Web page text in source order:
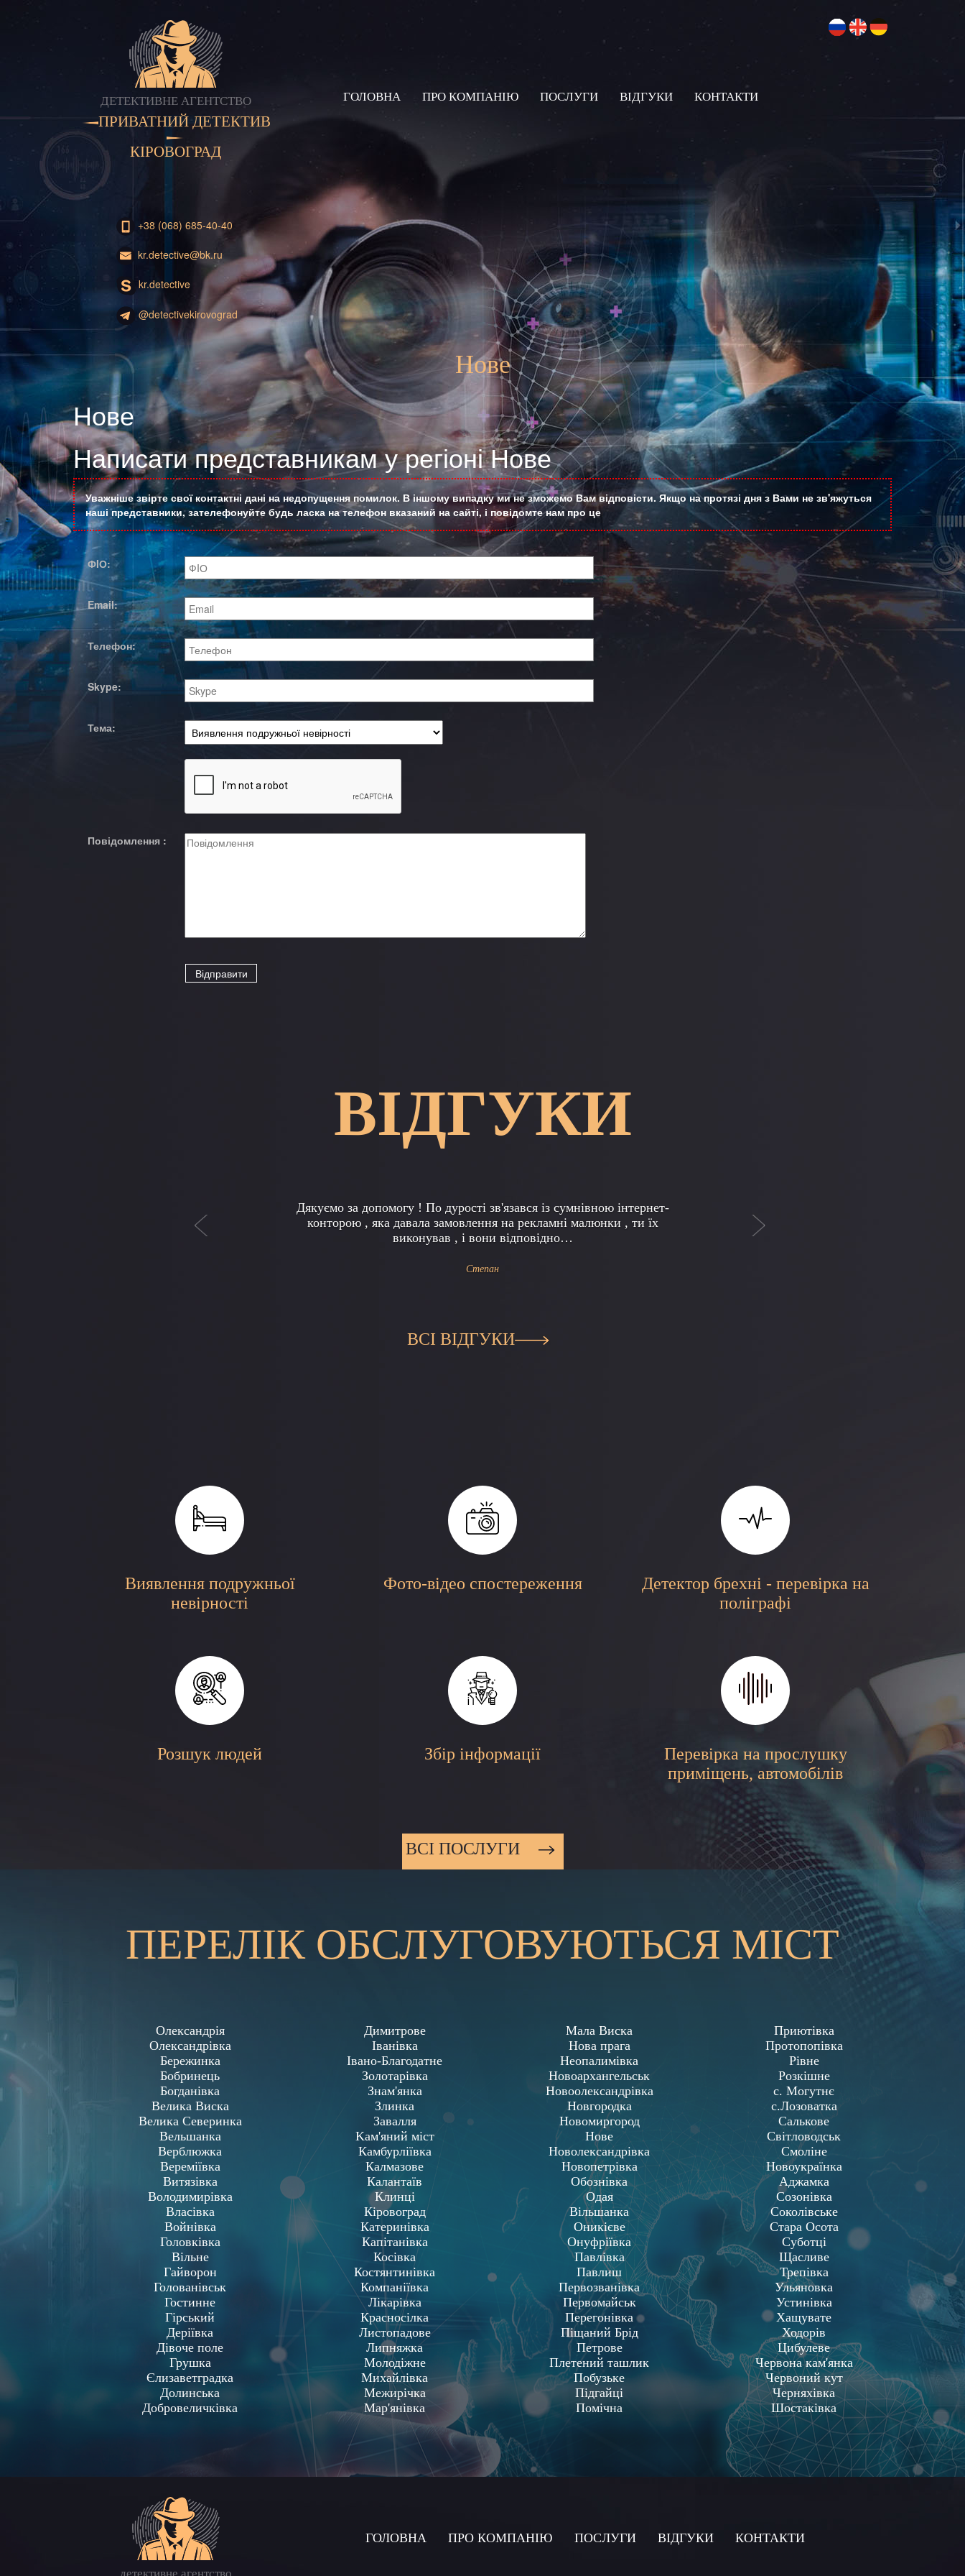
ДЕТЕКТИВНЕ АГЕНТСТВО
ПРИВАТНИЙ ДЕТЕКТИВ
КІРОВОГРАД
ГОЛОВНА ПРО КОМПАНIЮ ПОСЛУГИ ВIДГУКИ КОНТАКТИ
+38 (068) 685-40-40
kr.detective@bk.ru
kr.detective
@detectivekirovograd
Нове
Нове
Написати представникам у регіоні Нове
Уважніше звірте свої контактні дані на недопущення помилок. В іншому випадку ми не зможемо Вам відповісти. Якщо на протязі дня з Вами не зв'яжуться
наші представники, зателефонуйте будь ласка на телефон вказаний на сайті, і повідомте нам про це
ФIО:
Email:
Телефон:
Skype:
Тема:
Повідомлення :
ВІДГУКИ
Дуже рада, що зважилася на такий серйозний для мене крок -
звернеться в детективне агентство. І подумати не могла, що наважусь
на таке, але тепер, рада,…
Катерина
ВСІ ВІДГУКИ
Виявлення подружньої
невірності
Фото-відео спостереження
Детектор брехні - перевірка на
поліграфі
Розшук людей Збір інформації
Перевірка на прослушку
приміщень, автомобілів
ВСI ПОСЛУГИ
ПЕРЕЛІК ОБСЛУГОВУЮТЬСЯ МІСТ
Олександрія
Олександрівка
Бережинка
Бобринець
Богданівка
Велика Виска
Велика Северинка
Вельшанка
Верблюжка
Вереміївка
Витязівка
Володимирівка
Власівка
Войнівка
Головківка
Вільне
Гайворон
Голованівськ
Гостинне
Гірський
Деріївка
Дівоче поле
Грушка
Єлизаветградка
Долинська
Добровеличківка
Димитрове
Іванівка
Івано-Благодатне
Золотарівка
Знам'янка
Злинка
Завалля
Kам'яний міст
Камбурліївка
Калмазове
Калантаїв
Клинці
Кіровоград
Катеринівка
Капітанівка
Косівка
Костянтинівка
Компаніївка
Лікарівка
Красносілка
Листопадове
Липняжка
Молодіжне
Михайлівка
Межирічка
Мар'янівка
Мала Виска
Нова прага
Неопалимівка
Новоархангельськ
Новоолександрівка
Новгородка
Новомиргород
Нове
Новолександрівка
Новопетрівка
Обознівка
Одая
Вільшанка
Оникієве
Онуфріївка
Павлівка
Павлиш
Первозванівка
Первомайськ
Перегонівка
Піщаний Брід
Петрове
Плетений ташлик
Побузьке
Підгайці
Помічна
Приютівка
Протопопівка
Рівне
Розкішне
с. Могутнє
с.Лозоватка
Салькове
Світловодськ
Смоліне
Новоукраїнка
Аджамка
Созонівка
Соколівське
Стара Осота
Суботці
Щасливе
Трепівка
Ульяновка
Устинівка
Хащувате
Ходорів
Цибулеве
Червона кам'янка
Червоний кут
Черняхівка
Шостаківка
ГОЛОВНА ПРО КОМПАНIЮ ПОСЛУГИ ВIДГУКИ КОНТАКТИ